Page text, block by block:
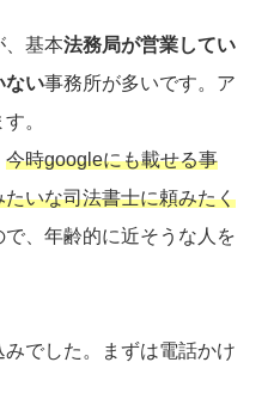
、基本法務局が営業してい
ない事務所が多いです。ア
。
今時googleにも載せる事
いな司法書士に頼みたく
、年齢的に近そうな人を
でした。まずは電話かけ